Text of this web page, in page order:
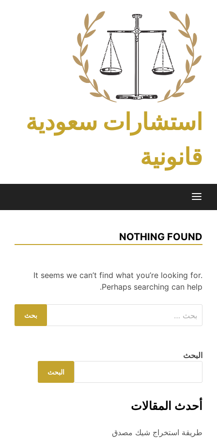
content
استشارات سعودية
قانونية
NOTHING FOUND
It seems we can’t find what you’re looking for.
Perhaps searching can help.
عن:
البحث
البحث
أحدث المقالات
طريقة استخراج شيك مصدق